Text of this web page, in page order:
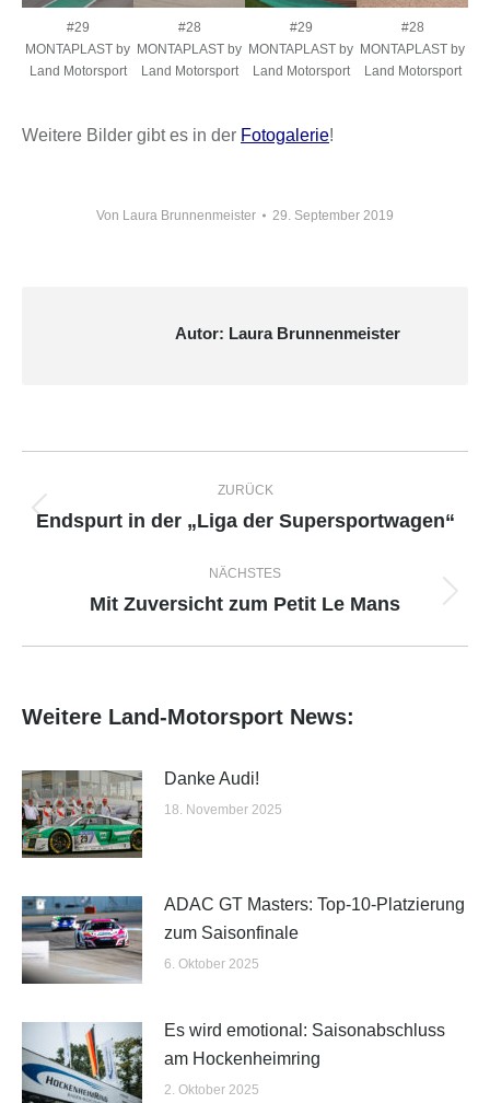
#29
MONTAPLAST by
Land Motorsport
#28
MONTAPLAST by
Land Motorsport
#29
MONTAPLAST by
Land Motorsport
#28
MONTAPLAST by
Land Motorsport
Weitere Bilder gibt es in der Fotogalerie!
Von Laura Brunnenmeister 29. September 2019
Autor: Laura Brunnenmeister
ZURÜCK
Vorheriger
Endspurt in der „Liga der Supersportwagen“
NÄCHSTES
Nächster
Mit Zuversicht zum Petit Le Mans
Weitere Land-Motorsport News:
Danke Audi!
18. November 2025
ADAC GT Masters: Top-10-Platzierung
zum Saisonfinale
6. Oktober 2025
Es wird emotional: Saisonabschluss
am Hockenheimring
2. Oktober 2025